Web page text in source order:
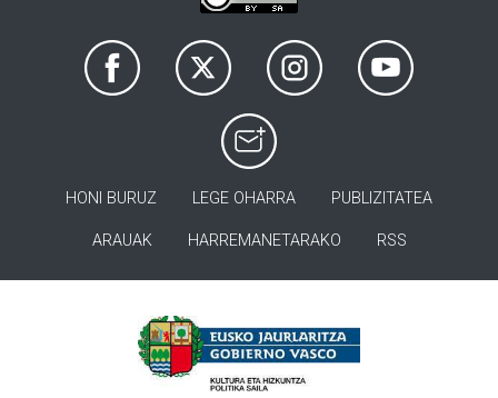
HONI BURUZ LEGE OHARRA PUBLIZITATEA
ARAUAK HARREMANETARAKO RSS